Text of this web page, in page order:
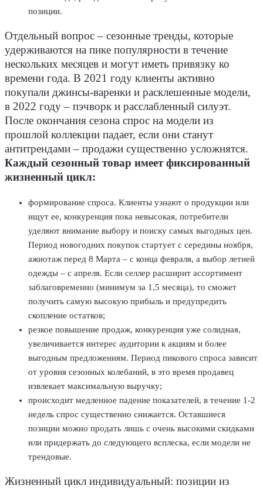
позиции.
Отдельный вопрос – сезонные тренды, которые
удерживаются на пике популярности в течение
нескольких месяцев и могут иметь привязку ко
времени года. В 2021 году клиенты активно
покупали джинсы-варенки и расклешенные модели,
в 2022 году – пэчворк и расслабленный силуэт.
После окончания сезона спрос на модели из
прошлой коллекции падает, если они станут
антитрендами – продажи существенно усложнятся.
Каждый сезонный товар имеет фиксированный
жизненный цикл:
формирование спроса. Клиенты узнают о продукции или
ищут ее, конкуренция пока невысокая, потребители
уделяют внимание выбору и поиску самых выгодных цен.
Период новогодних покупок стартует с середины ноября,
ажиотаж перед 8 Марта – с конца февраля, а выбор летней
одежды – с апреля. Если селлер расширит ассортимент
заблаговременно (минимум за 1,5 месяца), то сможет
получить самую высокую прибыль и предупредить
скопление остатков;
резкое повышение продаж, конкуренция уже солидная,
увеличивается интерес аудитории к акциям и более
выгодным предложениям. Период пикового спроса зависит
от уровня сезонных колебаний, в это время продавец
извлекает максимальную выручку;
происходит медленное падение показателей, в течение 1-2
недель спрос существенно снижается. Оставшиеся
позиции можно продать лишь с очень высокими скидками
или придержать до следующего всплеска, если модели не
трендовые.
Жизненный цикл индивидуальный: позиции из